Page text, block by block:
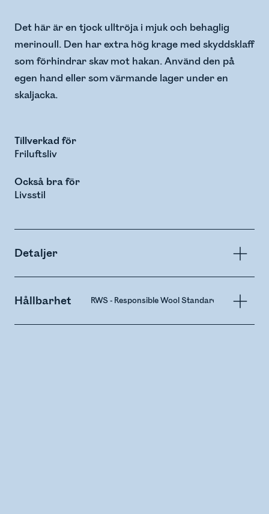
Det här är en tjock ulltröja i mjuk och behaglig
merinoull. Den har extra hög krage med skyddsklaff
som förhindrar skav mot hakan. Använd den på
egen hand eller som värmande lager under en
skaljacka.
Tillverkad för
Friluftsliv
Också bra för
Livsstil
Detaljer
Hållbarhet RWS - Responsible Wool Standard